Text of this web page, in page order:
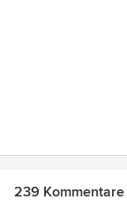
239 Kommentare